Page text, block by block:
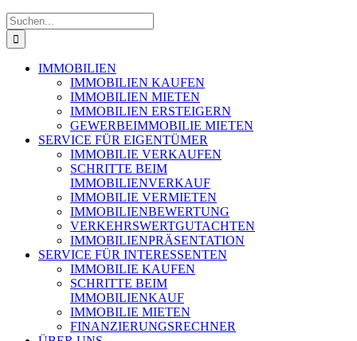
Suche
nach:
IMMOBILIEN
IMMOBILIEN KAUFEN
IMMOBILIEN MIETEN
IMMOBILIEN ERSTEIGERN
GEWERBEIMMOBILIE MIETEN
SERVICE FÜR EIGENTÜMER
IMMOBILIE VERKAUFEN
SCHRITTE BEIM
IMMOBILIENVERKAUF
IMMOBILIE VERMIETEN
IMMOBILIEN­BEWERTUNG
VERKEHRSWERT­GUTACHTEN
IMMOBILIEN­PRÄSENTATION
SERVICE FÜR INTERESSENTEN
IMMOBILIE KAUFEN
SCHRITTE BEIM
IMMOBILIENKAUF
IMMOBILIE MIETEN
FINANZIERUNGSRECHNER